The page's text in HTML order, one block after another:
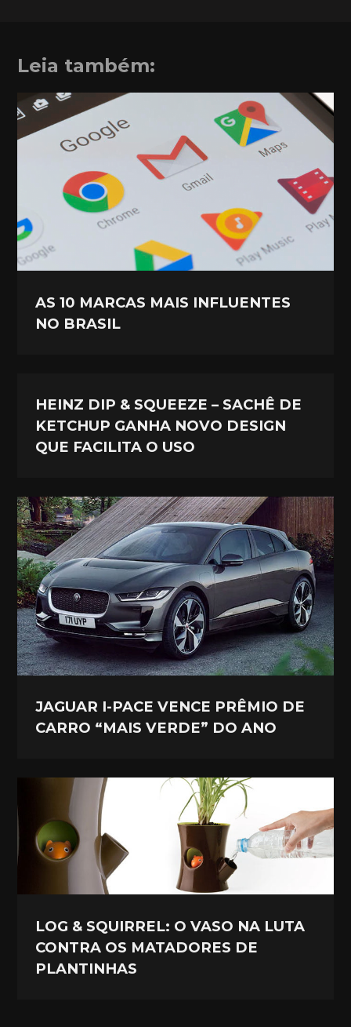
Leia também:
AS 10 MARCAS MAIS INFLUENTES
NO BRASIL
HEINZ DIP & SQUEEZE – SACHÊ DE
KETCHUP GANHA NOVO DESIGN
QUE FACILITA O USO
JAGUAR I-PACE VENCE PRÊMIO DE
CARRO “MAIS VERDE” DO ANO
LOG & SQUIRREL: O VASO NA LUTA
CONTRA OS MATADORES DE
PLANTINHAS